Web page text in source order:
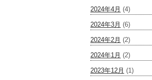
2024年4月 (4)
2024年3月 (6)
2024年2月 (2)
2024年1月 (2)
2023年12月 (1)